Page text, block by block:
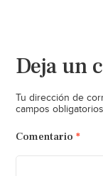
Deja un
Tu dirección de
campos
Comentario *